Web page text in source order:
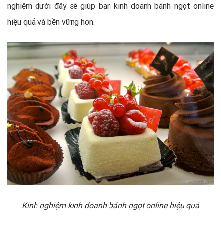
nghiệm dưới đây sẽ giúp bạn kinh doanh bánh ngọt online
hiệu quả và bền vững hơn.
Kinh nghiệm kinh doanh bánh ngọt online hiệu quả